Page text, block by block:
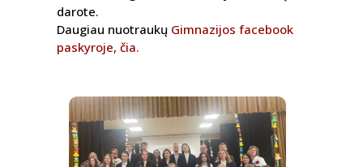
darote.
Daugiau nuotraukų Gimnazijos facebook
paskyroje, čia.